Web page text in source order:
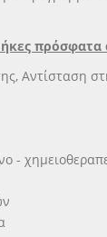
πρόσφατα
Αντίσταση
-